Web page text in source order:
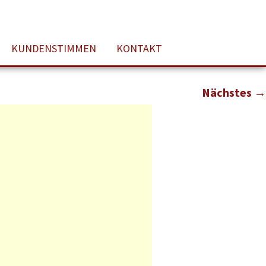
KUNDENSTIMMEN KONTAKT
Nächstes →